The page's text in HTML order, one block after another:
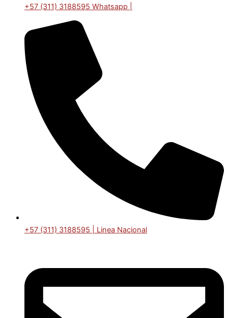
+57 (311) 3188595 Whatsapp |
+57 (311) 3188595 | Linea Nacional